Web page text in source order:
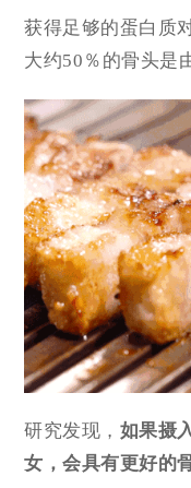
获得足够的蛋白质
大约50％的骨头是
研究发现， 如果摄
女，会具有更好的